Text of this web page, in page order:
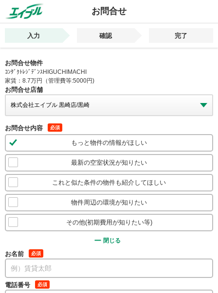
お問合せ
入力 確認 完了
お問合せ物件
ｺﾝﾀﾞｸﾄﾚｼﾞﾃﾞﾝｽHIGUCHIMACHI
家賃：8.7万円（管理費等:5000円)
お問合せ店舗
お問合せ内容 必須
もっと物件の情報がほしい
最新の空室状況が知りたい
これと似た条件の物件も紹介してほしい
物件周辺の環境が知りたい
その他(初期費用が知りたい等)
閉じる
お名前 必須
電話番号 必須